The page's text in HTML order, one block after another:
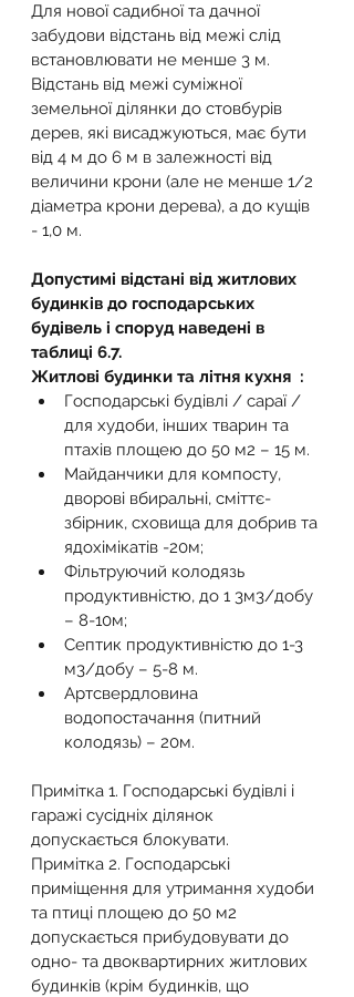
Для нової садибної та дачної
забудови відстань від межі слід
встановлювати не менше 3 м.
Відстань від межі суміжної
земельної ділянки до стовбурів
дерев, які висаджуються, має бути
від 4 м до 6 м в залежності від
величини крони (але не менше 1/2
діаметра крони дерева), а до кущів
- 1,0 м.
Допустимі відстані від житлових
будинків до господарських
будівель і споруд наведені в
таблиці 6.7.
Житлові будинки та літня кухня  :
Господарські будівлі / сараї /
для худоби, інших тварин та
птахів площею до 50 м2 – 15 м.
Майданчики для компосту,
дворові вбиральні, сміттє-
збірник, сховища для добрив та
ядохімікатів -20м;
Фільтруючий колодязь
продуктивністю, до 1 3м3/добу
– 8-10м;
Септик продуктивністю до 1-3
м3/добу – 5-8 м.
Артсвердловина
водопостачання (питний
колодязь) – 20м.
Примітка 1. Господарські будівлі і
гаражі сусідніх ділянок
допускається блокувати.
Примітка 2. Господарські
приміщення для утримання худоби
та птиці площею до 50 м2
допускається прибудовувати до
одно- та двоквартирних житлових
будинків (крім будинків, що